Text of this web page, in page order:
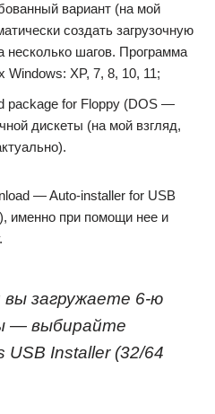
вариант (на мой
создать загрузочную
шагов. Программа
Windows: XP, 7, 8, 10, 11;
package for Floppy (DOS —
дискеты (на мой взгляд,
— Auto-installer for USB
именно при помощи нее и
вы загружаете 6-ю
— выбирайте
USB Installer (32/64